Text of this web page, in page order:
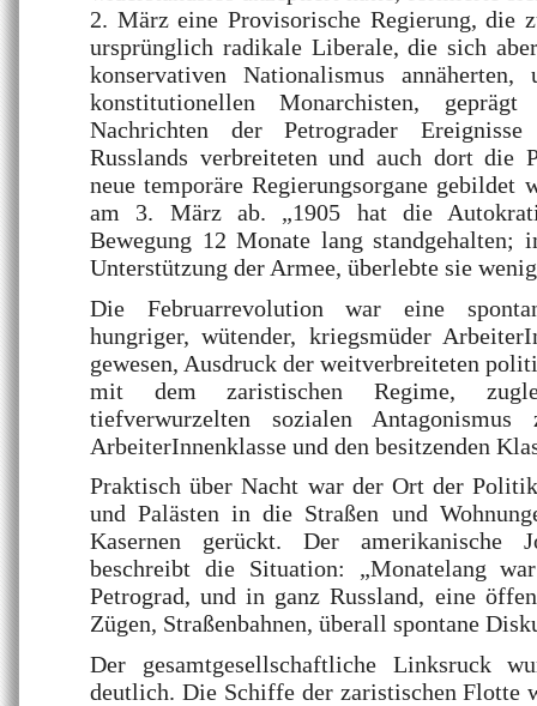
2. März eine Provisorische Regierung, die
ursprünglich radikale Liberale, die sich
konservativen Nationalismus
konstitutionellen Monarchisten,
Nachrichten der Petrograder
Russlands verbreiteten und auch dort die
neue temporäre Regierungsorgane gebildet
am 3. März ab. „1905 hat die
Bewegung 12 Monate lang standgehalten;
Unterstützung der Armee, überlebte sie
Die Februarrevolution war eine
hungriger, wütender, kriegsmüder
gewesen, Ausdruck der weitverbreiteten
mit dem zaristischen Regime,
tiefverwurzelten sozialen
ArbeiterInnenklasse und den besitzenden
Praktisch über Nacht war der Ort der
und Palästen in die Straßen und
Kasernen gerückt. Der amerikanische
beschreibt die Situation: „Monatelang
Petrograd, und in ganz Russland, eine
Zügen, Straßenbahnen, überall spontane
Der gesamtgesellschaftliche Linksruck
deutlich. Die Schiffe der zaristischen Flotte